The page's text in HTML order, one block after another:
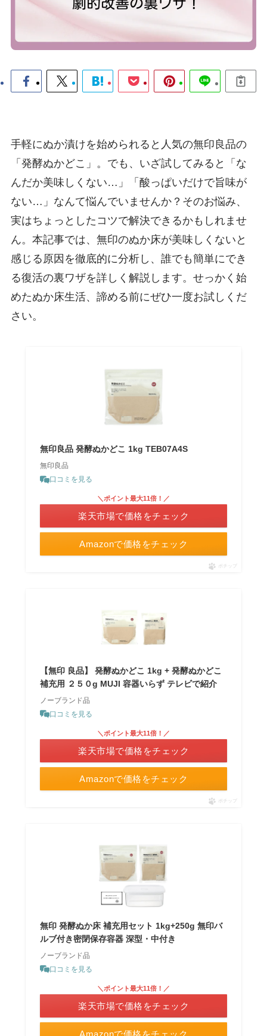
手軽にぬか漬けを始められると人気の無印良品の
「発酵ぬかどこ」。でも、いざ試してみると「な
んだか美味しくない…」「酸っぱいだけで旨味が
ない…」なんて悩んでいませんか？そのお悩み、
実はちょっとしたコツで解決できるかもしれませ
ん。本記事では、無印のぬか床が美味しくないと
感じる原因を徹底的に分析し、誰でも簡単にでき
る復活の裏ワザを詳しく解説します。せっかく始
めたぬか床生活、諦める前にぜひ一度お試しくだ
さい。
無印良品 発酵ぬかどこ 1kg TEB07A4S
無印良品
口コミを見る
Amazonで価格をチェック
＼ポイント最大11倍！／
楽天市場で価格をチェック
ポチップ
【無印 良品】 発酵ぬかどこ 1kg + 発酵ぬかどこ
補充用 ２５０g MUJI 容器いらず テレビで紹介
ノーブランド品
口コミを見る
Amazonで価格をチェック
＼ポイント最大11倍！／
楽天市場で価格をチェック
ポチップ
無印 発酵ぬか床 補充用セット 1kg+250g 無印バ
ルブ付き密閉保存容器 深型・中付き
ノーブランド品
口コミを見る
Amazonで価格をチェック
＼ポイント最大11倍！／
楽天市場で価格をチェック